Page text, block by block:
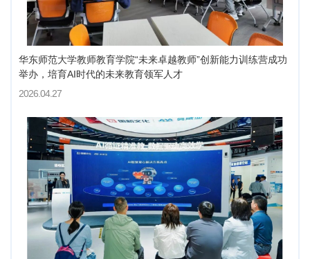
华东师范大学教师教育学院“未来卓越教师”创新能力训练营成功
举办，培育AI时代的未来教育领军人才
2026.04.27